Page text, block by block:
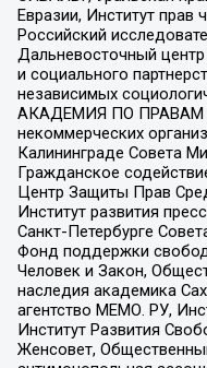
Евразии, Институт прав
Российский
Дальневосточный
и социального
независимых
АКАДЕМИЯ ПО ПРАВАМ
некоммерческих
Калининграде Совета
Гражданское
Центр Защиты Прав
Институт развития
Санкт-Петербурге
Фонд поддержки
Человек и Закон,
наследия академика
агентство МЕМО. РУ,
Институт Развития
Женсовет,